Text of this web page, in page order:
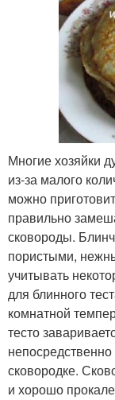
Многие хозяйки
из-за малого
можно
правильно
сковороды.
пористыми,
учитывать
для блинного
комнатной
тесто
сковородке.
и хорошо